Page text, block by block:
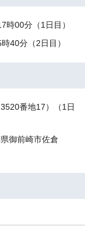
時00分（1日目）
40分（2日目）
番地17）（1日
御前崎市佐倉